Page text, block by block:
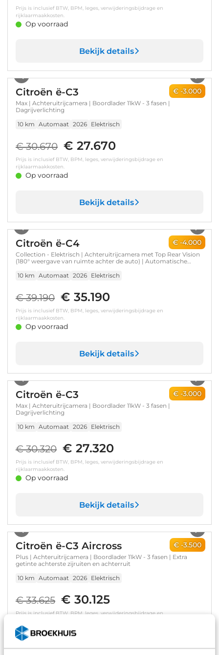
Prijs is inclusief BTW, BPM, leges, verwijderingsbijdrage en
rijklaarmaakkosten.
Op voorraad
Bekijk details
€ -3.000
Citroën ë-C3
Max | Achteruitrijcamera | Boordlader 11kW - 3 fasen |
Dagrijverlichting
10 km Automaat 2026 Elektrisch
€ 30.670 € 27.670
Prijs is inclusief BTW, BPM, leges, verwijderingsbijdrage en
rijklaarmaakkosten.
Op voorraad
Bekijk details
€ -4.000
Citroën ë-C4
Collection - Elektrisch | Achteruitrijcamera met Top Rear Vision
(180° weergave van ruimte achter de auto) | Automatische
fasen
10 km Automaat 2026 Elektrisch
€ 39.190 € 35.190
Prijs is inclusief BTW, BPM, leges, verwijderingsbijdrage en
rijklaarmaakkosten.
Op voorraad
Bekijk details
€ -3.000
Citroën ë-C3
Max | Achteruitrijcamera | Boordlader 11kW - 3 fasen |
Dagrijverlichting
10 km Automaat 2026 Elektrisch
€ 30.320 € 27.320
Prijs is inclusief BTW, BPM, leges, verwijderingsbijdrage en
rijklaarmaakkosten.
Op voorraad
Bekijk details
€ -3.500
Citroën ë-C3 Aircross
Plus | Achteruitrijcamera | Boordlader 11kW - 3 fasen | Extra
getinte achterste zijruiten en achterruit
10 km Automaat 2026 Elektrisch
€ 33.625 € 30.125
Prijs is inclusief BTW, BPM, leges, verwijderingsbijdrage en
Op voorraad